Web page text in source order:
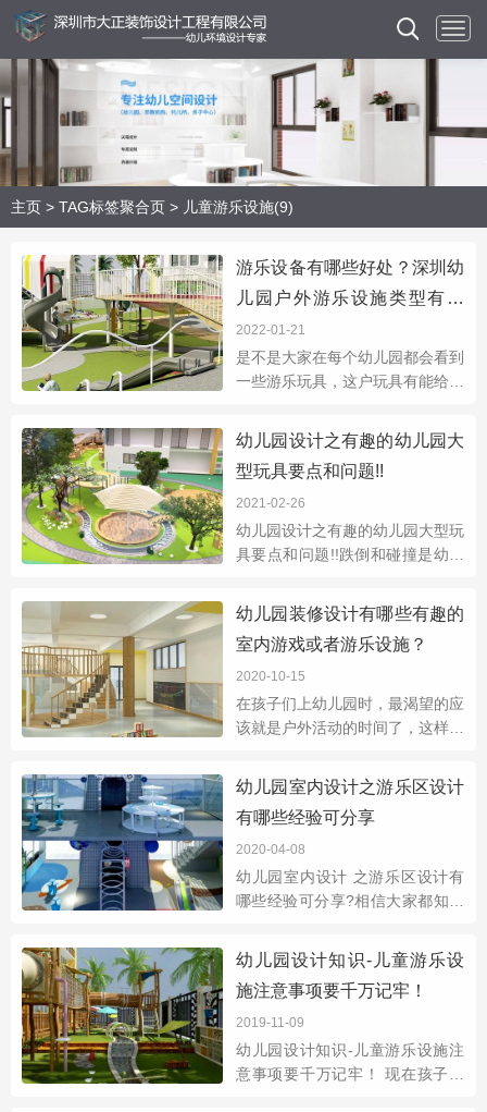
主页 > TAG标签聚合页 > 儿童游乐设施(9)
游乐设备有哪些好处？深圳幼
儿园户外游乐设施类型有哪
些?
2022-01-21
是不是大家在每个幼儿园都会看到
一些游乐玩具，这户玩具有能给孩
答对了，不同的玩具是能够促进孩
子的智力和体能发育的。在幼儿园
户外装游乐
幼儿园设计之有趣的幼儿园大
型玩具要点和问题!!
2021-02-26
幼儿园设计之有趣的幼儿园大型玩
具要点和问题!!跌倒和碰撞是幼儿
一点的孩子在游戏时都可能因为不
注意而出现危险，在设施繁多的游
乐场更是容
幼儿园装修设计有哪些有趣的
室内游戏或者游乐设施？
2020-10-15
在孩子们上幼儿园时，最渴望的应
该就是户外活动的时间了，这样他
耍，那万一户外下雨了呢？这个时
候室内游乐场所发挥了效果，那在
幼儿园装修设
幼儿园室内设计之游乐区设计
有哪些经验可分享
2020-04-08
幼儿园室内设计 之游乐区设计有
哪些经验可分享?相信大家都知道
超乎了所有，无论是拥有了5个还
是10个都想要第11个，所欲很多
父母没有办法只能
幼儿园设计知识-儿童游乐设
施注意事项要千万记牢！
2019-11-09
幼儿园设计知识-儿童游乐设施注
意事项要千万记牢！ 现在孩子越